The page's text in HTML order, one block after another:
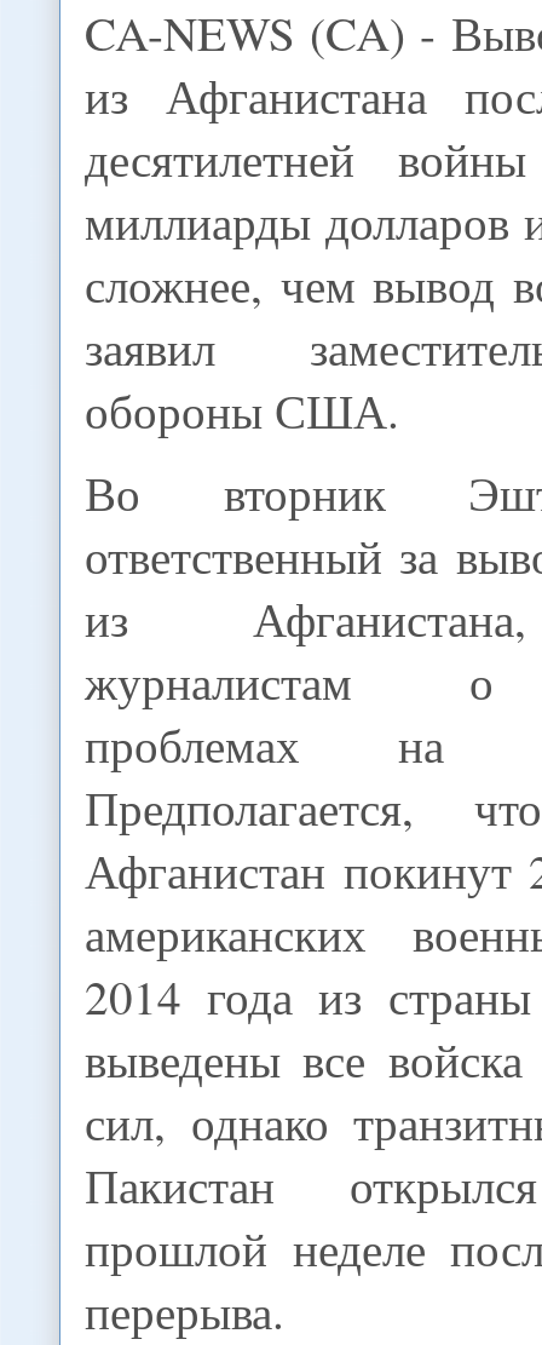
CA-NEWS (CA) -
из Афганистана
десятилетней
миллиарды долларов
сложнее, чем вывод
заявил
обороны США.
Во вторник
ответственный за
из
журналистам о
проблемах на
Предполагается,
Афганистан покинут
американских
2014 года из
выведены все
сил, однако
Пакистан
прошлой неделе
перерыва.